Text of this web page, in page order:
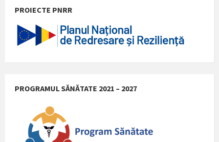
PROIECTE PNRR
PROGRAMUL SĂNĂTATE 2021 – 2027